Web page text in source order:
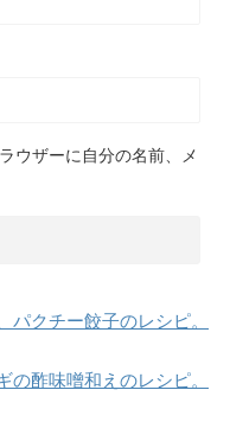
ウザーに自分の名前、メ
クチー餃子のレシピ。
酢味噌和えのレシピ。